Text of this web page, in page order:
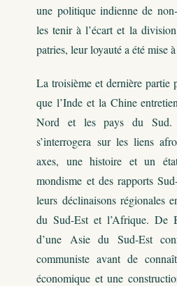
une politique indienne de
les tenir à l’écart et la
patries, leur loyauté a été mise
La troisième et dernière partie
que l’Inde et la Chine
Nord et les pays du Sud.
s’interrogera sur les liens
axes, une histoire et un
mondisme et des rapports
leurs déclinaisons régionales
du Sud-Est et l’Afrique. De
d’une Asie du Sud-Est
communiste avant de
économique et une